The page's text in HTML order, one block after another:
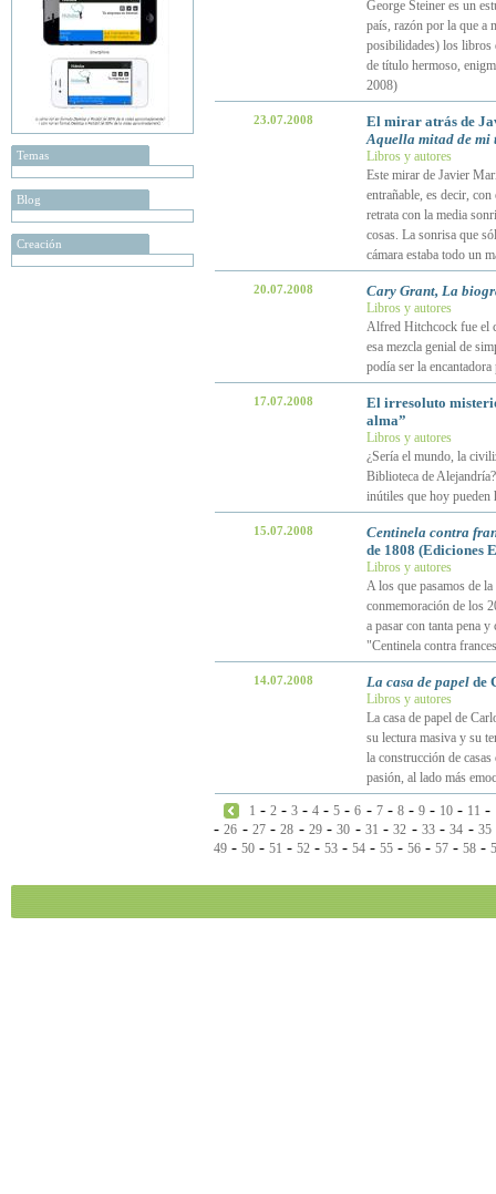
Temas
Blog
Creación
George Steiner es un
país, razón por la que a
posibilidades) los libros
de título hermoso,
2008)
23.07.2008
El mirar atrás de
Aquella mitad de mi
Libros y autores
Este mirar de Javier
entrañable, es decir,
retrata con la media
cosas. La sonrisa que
cámara estaba todo un
20.07.2008 Cary Grant, La
Libros y autores
Alfred Hitchcock fue el
esa mezcla genial de
podía ser la
17.07.2008
El irresoluto
alma”
Libros y autores
¿Sería el mundo, la
Biblioteca de
inútiles que hoy pueden
15.07.2008
Centinela contra
de 1808 (Ediciones
Libros y autores
A los que pasamos de
conmemoración de los
a pasar con tanta pena
"Centinela contra
14.07.2008 La casa de papelde
Libros y autores
La casa de papel de
su lectura masiva y su
la construcción de
pasión, al lado más
1 -2 -3 -4 -5 -6 - 7- 8- 9- 10- 11 -
-26 - 27-28 - 29-30 - 31 -32 - 33-34 - 35
49 - 50 - 51 - 52 - 53 - 54 - 55 - 56 - 57 - 58 -